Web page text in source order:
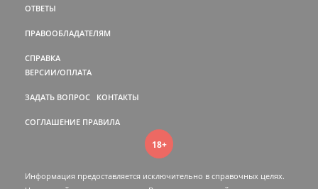
ОТВЕТЫ
ПРАВООБЛАДАТЕЛЯМ
СПРАВКА
ВЕРСИИ/ОПЛАТА
ЗАДАТЬ ВОПРОС КОНТАКТЫ
СОГЛАШЕНИЕ ПРАВИЛА
18+
Информация предоставляется исключительно в справочных целях.